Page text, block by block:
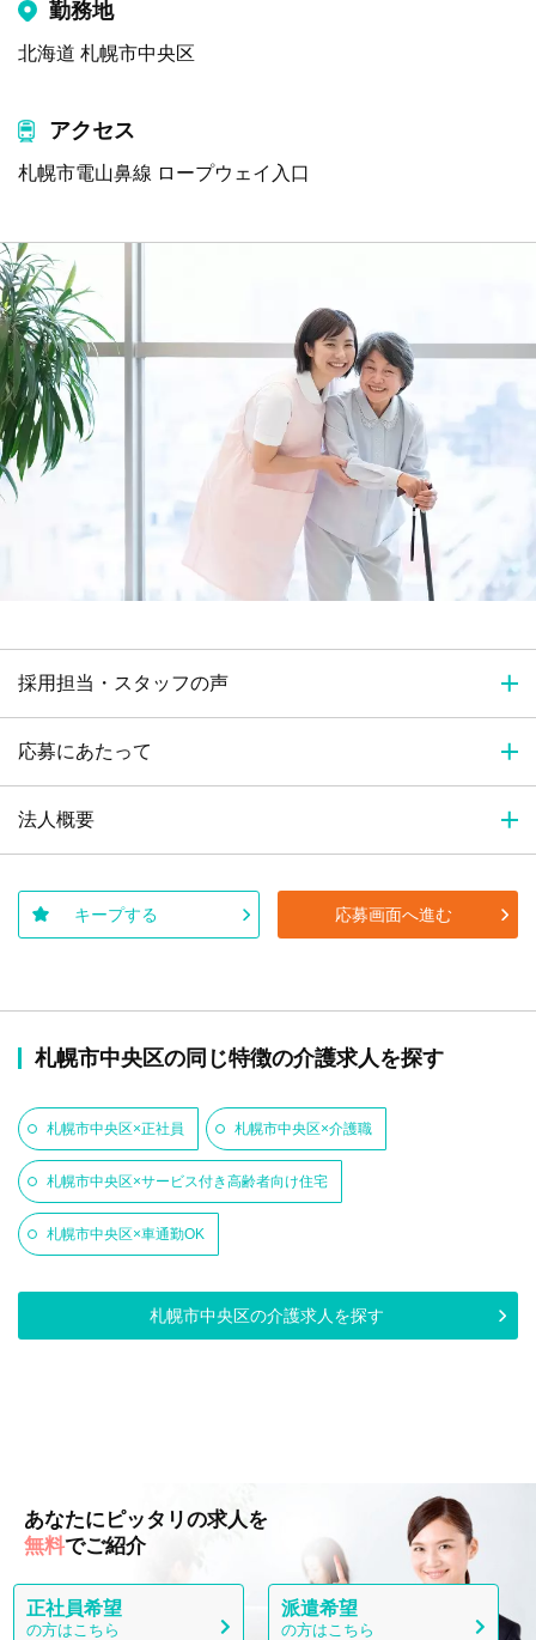
勤務地
北海道 札幌市中央区
アクセス
札幌市電山鼻線 ロープウェイ入口
採用担当・スタッフの声
応募にあたって
法人概要
キープする 応募画面へ進む
札幌市中央区の同じ特徴の介護求人を探す
札幌市中央区×正社員 札幌市中央区×介護職
札幌市中央区×サービス付き高齢者向け住宅
札幌市中央区×車通勤OK
札幌市中央区の介護求人を探す
あなたにピッタリの求人を
無料でご紹介
正社員希望
の方はこちら
派遣希望
の方はこちら